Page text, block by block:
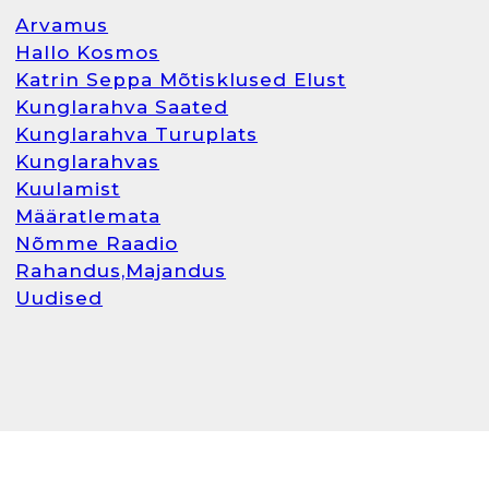
Arvamus
Hallo Kosmos
Katrin Seppa Mõtisklused Elust
Kunglarahva Saated
Kunglarahva Turuplats
Kunglarahvas
Kuulamist
Määratlemata
Nõmme Raadio
Rahandus,Majandus
Uudised